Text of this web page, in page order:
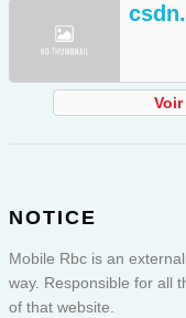
NOTICE
Mobile Rbc is an
way. Responsible for all
of that website.